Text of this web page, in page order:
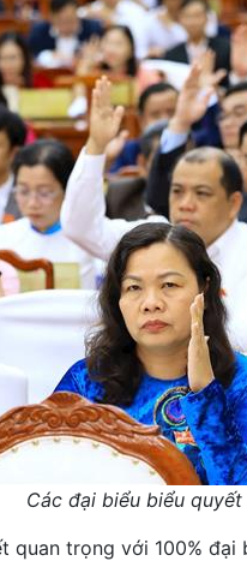
Các đại biểu biểu
quan trọng với 100%